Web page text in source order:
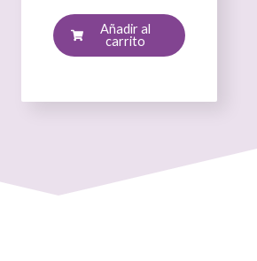
Chocoterapia
cantidad
Añadir al
carrito